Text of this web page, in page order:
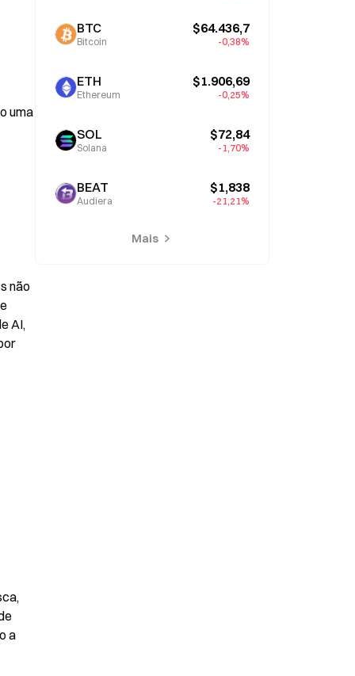
uma
não
AI,
a
BTC
Bitcoin
$64.436,7
-0,38%
ETH
Ethereum
$1.906,69
-0,25%
SOL
Solana
$72,84
-1,70%
BEAT
Audiera
$1,838
-21,21%
Mais